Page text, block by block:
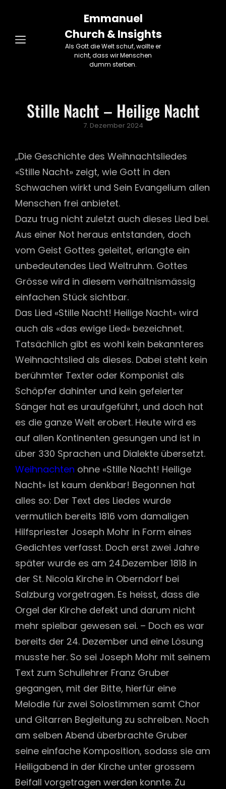
Emmanuel
Church & Insights
Als Gott die Welt schuf, wollte er
nicht, dass wir Menschen
dumm sterben.
Stille Nacht – Heilige Nacht
Posted
7. Dezember 2024
„Die Geschichte des Weihnachtsliedes
«Stille Nacht» zeigt, wie Gott in den
Schwachen wirkt und Sein Evangelium allen
Menschen frei anbietet.
Dazu trug nicht zuletzt auch dieses Lied bei.
Aus einer Not heraus entstanden, doch
vom Geist Gottes geleitet, erlangte ein
unbedeutendes Lied Weltruhm. Gottes
Grösse wird in diesem verhältnismässig
einfachen Stück sichtbar.
Das Lied «Stille Nacht! Heilige Nacht» wird
auch als «das ewige Lied» bezeichnet.
Tatsächlich gibt es wohl kein bekannteres
Weihnachtslied als dieses. Dabei steht kein
berühmter Texter oder Komponist als
Schöpfer dahinter und kein gefeierter
Sänger hat es uraufgeführt, und doch hat
es die ganze Welt erobert. Heute wird es
auf allen Kontinenten gesungen und ist in
über 330 Sprachen und Dialekte übersetzt.
Weihnachten ohne «Stille Nacht! Heilige
Nacht» ist kaum denkbar! Begonnen hat
alles so: Der Text des Liedes wurde
vermutlich bereits 1816 vom damaligen
Hilfspriester Joseph Mohr in Form eines
Gedichtes verfasst. Doch erst zwei Jahre
später wurde es am 24.Dezember 1818 in
der St. Nicola Kirche in Oberndorf bei
Salzburg vorgetragen. Es heisst, dass die
Orgel der Kirche defekt und darum nicht
mehr spielbar gewesen sei. – Doch es war
bereits der 24. Dezember und eine Lösung
musste her. So sei Joseph Mohr mit seinem
Text zum Schullehrer Franz Gruber
gegangen, mit der Bitte, hierfür eine
Melodie für zwei Solostimmen samt Chor
und Gitarren Begleitung zu schreiben. Noch
am selben Abend überbrachte Gruber
seine einfache Komposition, sodass sie am
Heiligabend in der Kirche unter grossem
Beifall vorgetragen werden konnte. Zu